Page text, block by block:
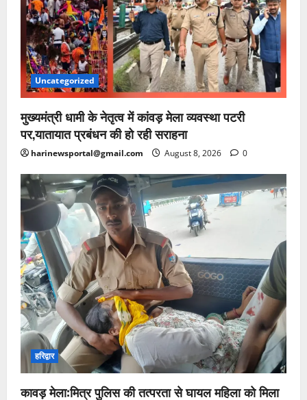
Uncategorized
मुख्यमंत्री धामी के नेतृत्व में कांवड़ मेला व्यवस्था पटरी
पर,यातायात प्रबंधन की हो रही सराहना
harinewsportal@gmail.com August 8, 2026 0
हरिद्वार
कावड़ मेला:मित्र पुलिस की तत्परता से घायल महिला को मिला